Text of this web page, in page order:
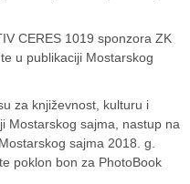
CERES 1019 sponzora ZK
u publikaciji Mostarskog
za književnost, kulturu i
Mostarskog sajma, nastup na
sajma 2018. g.
poklon bon za PhotoBook